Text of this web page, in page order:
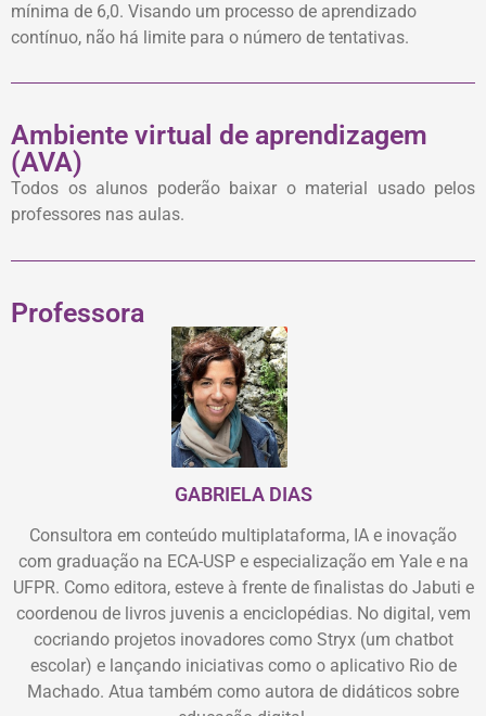
mínima de 6,0. Visando um processo de aprendizado
contínuo, não há limite para o número de tentativas.
Ambiente virtual de aprendizagem
(AVA)
Todos os alunos poderão baixar o material usado pelos
professores nas aulas.
Professora
GABRIELA DIAS
Consultora em conteúdo multiplataforma, IA e inovação
com graduação na ECA-USP e especialização em Yale e na
UFPR. Como editora, esteve à frente de finalistas do Jabuti e
coordenou de livros juvenis a enciclopédias. No digital, vem
cocriando projetos inovadores como Stryx (um chatbot
escolar) e lançando iniciativas como o aplicativo Rio de
Machado. Atua também como autora de didáticos sobre